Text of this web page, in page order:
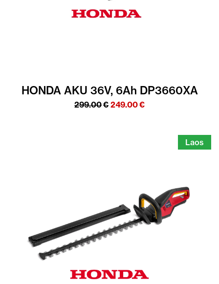
HONDA AKU 36V, 6Ah DP3660XA
299.00€ Algne
249.00€Praegune
Laos